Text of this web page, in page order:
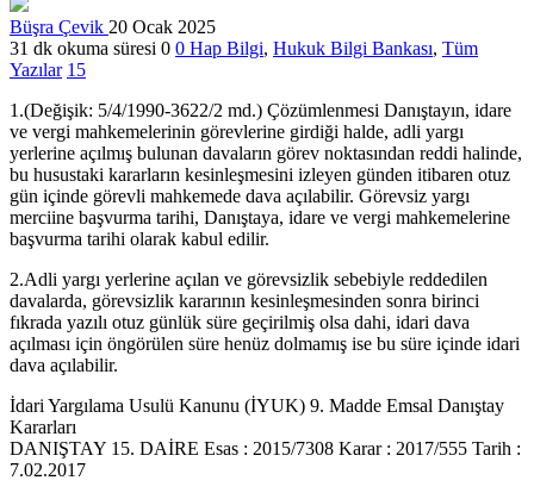
Büşra Çevik 20 Ocak 2025
31 dk okuma süresi 0 0 Hap Bilgi, Hukuk Bilgi Bankası, Tüm
Yazılar 15
1.(Değişik: 5/4/1990-3622/2 md.) Çözümlenmesi Danıştayın, idare
ve vergi mahkemelerinin görevlerine girdiği halde, adli yargı
yerlerine açılmış bulunan davaların görev noktasından reddi halinde,
bu husustaki kararların kesinleşmesini izleyen günden itibaren otuz
gün içinde görevli mahkemede dava açılabilir. Görevsiz yargı
merciine başvurma tarihi, Danıştaya, idare ve vergi mahkemelerine
başvurma tarihi olarak kabul edilir.
2.Adli yargı yerlerine açılan ve görevsizlik sebebiyle reddedilen
davalarda, görevsizlik kararının kesinleşmesinden sonra birinci
fıkrada yazılı otuz günlük süre geçirilmiş olsa dahi, idari dava
açılması için öngörülen süre henüz dolmamış ise bu süre içinde idari
dava açılabilir.
İdari Yargılama Usulü Kanunu (İYUK) 9. Madde Emsal Danıştay
Kararları
DANIŞTAY 15. DAİRE Esas : 2015/7308 Karar : 2017/555 Tarih :
7.02.2017